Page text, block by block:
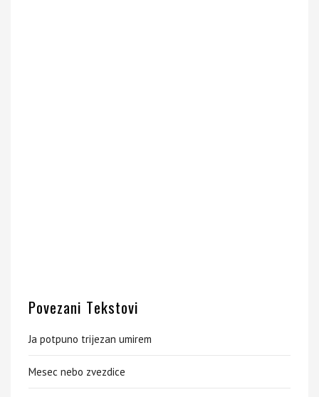
Povezani Tekstovi
Ja potpuno trijezan umirem
Mesec nebo zvezdice